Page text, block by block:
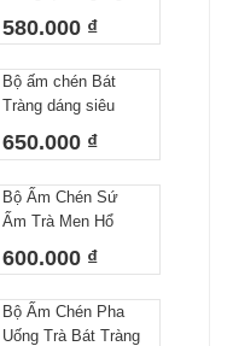
580.000 ₫
Bộ ấm chén Bát
Tràng dáng siêu
nước lòng hoa
650.000 ₫
Bộ Ấm Chén Sứ
Ấm Trà Men Hổ
Bát Tràng Làm Quà
Khay Tròn
600.000 ₫
Bộ Ấm Chén Pha
Uống Trà Bát Tràng